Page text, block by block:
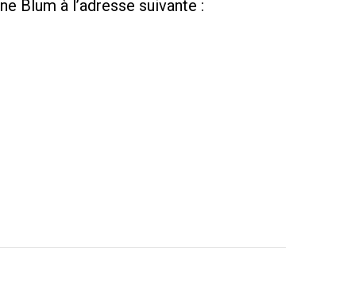
Blum à l’adresse suivante :